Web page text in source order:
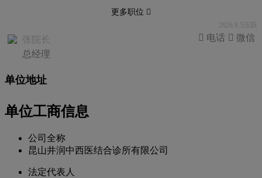
更多职位 
2026.8.5活跃
张院长
总经理
 微信
 电话
单位地址
单位工商信息
公司全称
昆山井润中西医结合诊所有限公司
法定代表人